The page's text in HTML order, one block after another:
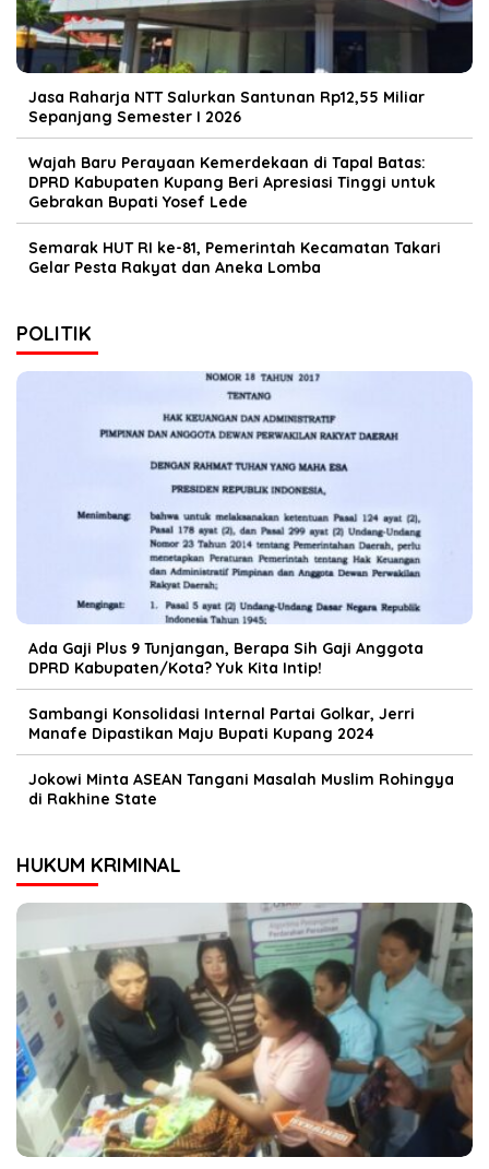
Jasa Raharja NTT Salurkan Santunan Rp12,55 Miliar
Sepanjang Semester I 2026
Wajah Baru Perayaan Kemerdekaan di Tapal Batas:
DPRD Kabupaten Kupang Beri Apresiasi Tinggi untuk
Gebrakan Bupati Yosef Lede
Semarak HUT RI ke-81, Pemerintah Kecamatan Takari
Gelar Pesta Rakyat dan Aneka Lomba
POLITIK
Ada Gaji Plus 9 Tunjangan, Berapa Sih Gaji Anggota
DPRD Kabupaten/Kota? Yuk Kita Intip!
Sambangi Konsolidasi Internal Partai Golkar, Jerri
Manafe Dipastikan Maju Bupati Kupang 2024
Jokowi Minta ASEAN Tangani Masalah Muslim Rohingya
di Rakhine State
HUKUM KRIMINAL